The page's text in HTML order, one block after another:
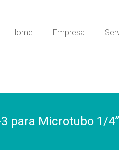
Home Empresa
para Microtubo 1/4”